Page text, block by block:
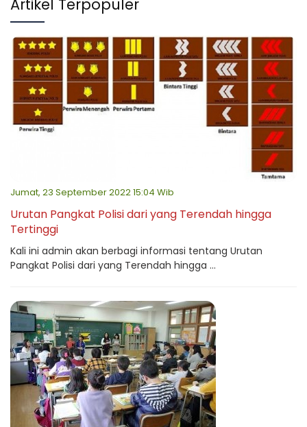
Artikel Terpopuler
Jumat, 23 September 2022 15:04 Wib
Urutan Pangkat Polisi dari yang Terendah hingga
Tertinggi
Kali ini admin akan berbagi informasi tentang Urutan
Pangkat Polisi dari yang Terendah hingga ...